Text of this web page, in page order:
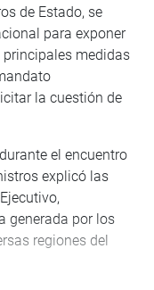
de Estado, se
para exponer
medidas
la cuestión de
el encuentro
explicó las
generada por los
regiones del